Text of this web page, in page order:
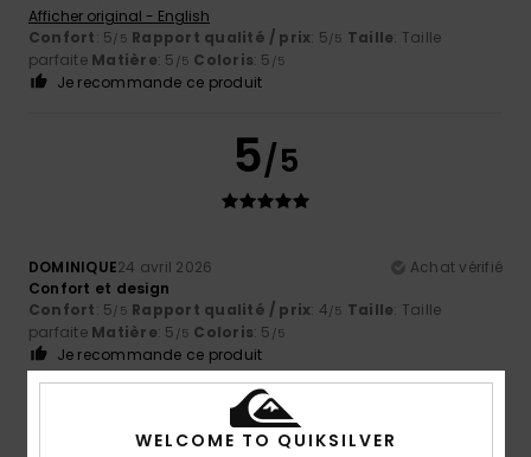
Afficher original - English
Confort: 5/5 Rapport qualité / prix: 5/5 Taille: Taille
parfaite Matière: 5 /5 Coloris: 5 /5
Je recommande ce produit
5/5
DOMINIQUE24 avril 2026
Achat vérifié
Confort et design
Confort: 5/5 Rapport qualité / prix: 4/5 Taille: Taille
parfaite Matière: 5 /5 Coloris: 5 /5
Je recommande ce produit
5/5
WELCOME TO QUIKSILVER